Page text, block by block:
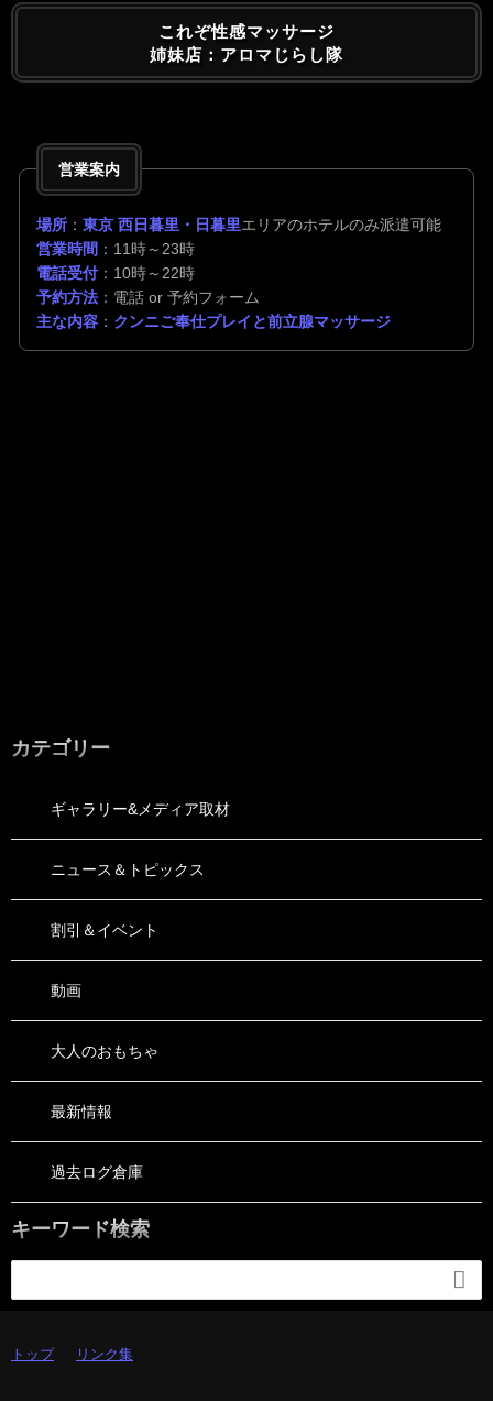
これぞ性感マッサージ
姉妹店：アロマじらし隊
営業案内
場所 ： 東京 西日暮里・日暮里エリアのホテルのみ派遣可能
営業時間 ：11時～23時
電話受付：10時～22時
予約方法 ：電話 or 予約フォーム
主な内容 ： クンニご奉仕プレイと前立腺マッサージ
カテゴリー
ギャラリー&メディア取材
ニュース＆トピックス
割引＆イベント
動画
大人のおもちゃ
最新情報
過去ログ倉庫
キーワード検索

トップ リンク集